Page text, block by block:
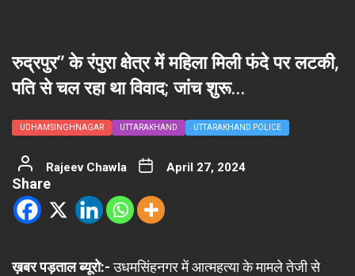
रुद्रपुर” के रंपुरा क्षेत्र में महिला मिली फंदे पर लटकी,
पति से चल रहा था विवाद; जांच शुरू…
UDHAMSINGHNAGAR UTTARAKHAND UTTARAKHAND POLICE
Rajeev Chawla April 27, 2024
Share
ख़बर पड़ताल ब्यूरो:-उधमसिंहनगर में आत्महत्या के मामले तेजी से